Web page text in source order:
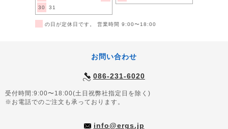
30
31
の日が定休日です。 営業時間 9:00〜18:00
お問い合わせ
086-231-6020
受付時間:9:00〜18:00(土日祝弊社指定日を除く)
※お電話でのご注文も承っております。
info@ergs.jp